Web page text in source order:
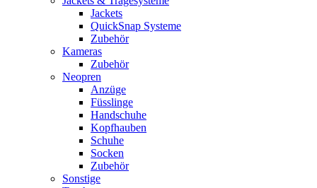
Jackets
QuickSnap Systeme
Zubehör
Kameras
Zubehör
Neopren
Anzüge
Füsslinge
Handschuhe
Kopfhauben
Schuhe
Socken
Zubehör
Sonstige